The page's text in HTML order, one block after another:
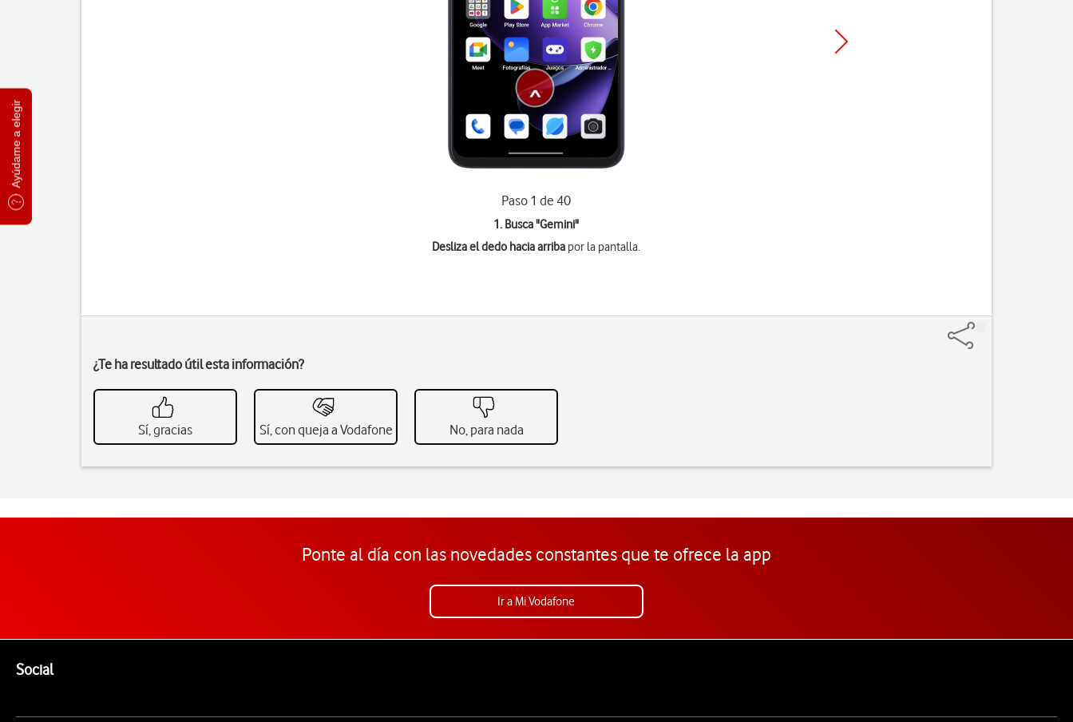
Ayúdame a elegir
Paso 1 de 40
1. Busca "Gemini"
Desliza el dedo hacia arriba por la pantalla.
¿Te ha resultado útil esta información?
Sí, gracias Sí, con queja a Vodafone No, para nada
Ponte al día con las novedades constantes que te ofrece la app
Ir a Mi Vodafone
SocialEnlaces a las redes sociales de Vodafone